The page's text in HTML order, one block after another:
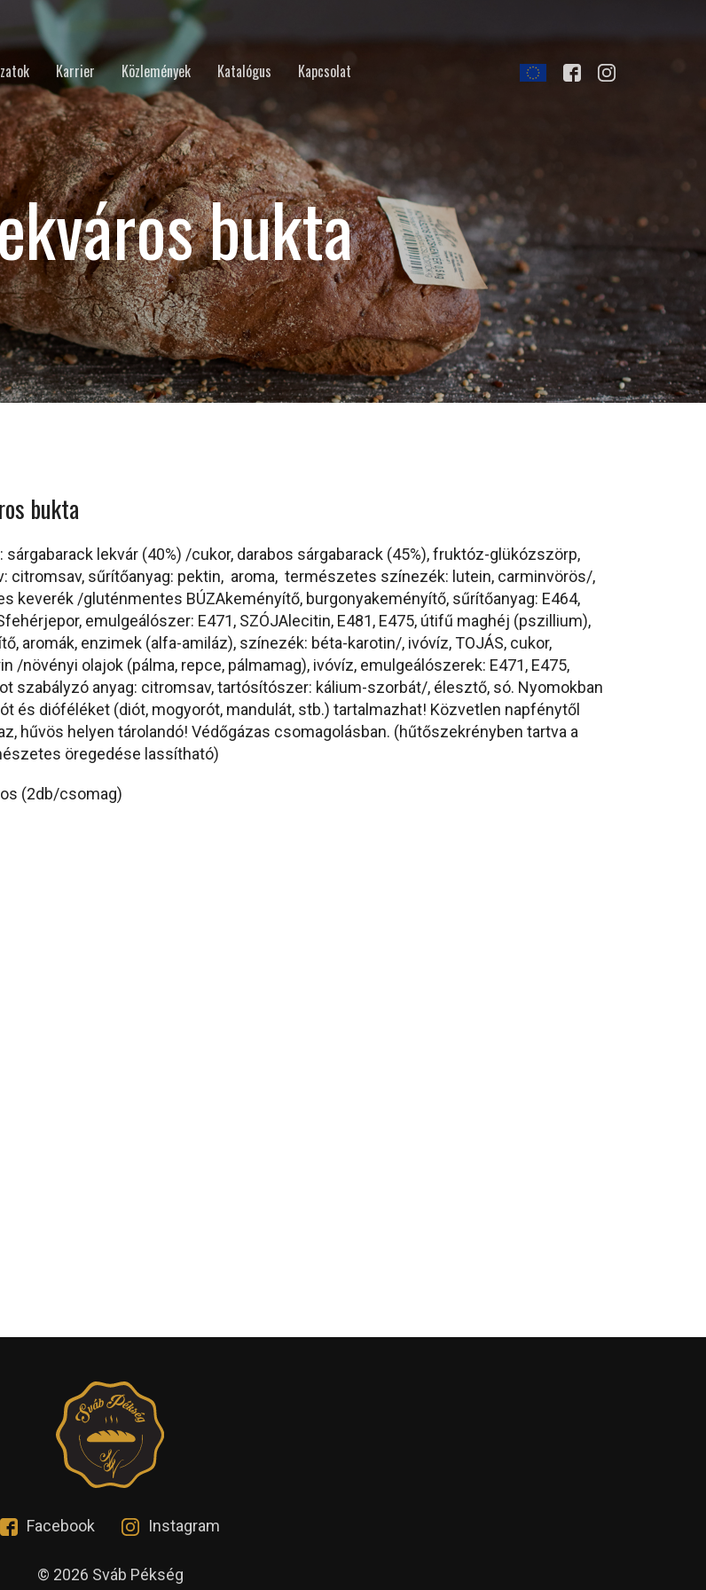
Karrier Közlemények Katalógus Kapcsolat
bukta
bukta
: sárgabarack lekvár (40%) /cukor, darabos sárgabarack (45%), fruktóz-glükózszörp,
citromsav, sűrítőanyag: pektin, aroma, természetes színezék: lutein, carminvörös/,
keverék /gluténmentes BÚZAkeményítő, burgonyakeményítő, sűrítőanyag: E464,
fehérjepor, emulgeálószer: E471, SZÓJA lecitin, E481, E475, útifű maghéj (pszillium),
aromák, enzimek (alfa-amiláz), színezék: béta-karotin/, ivóvíz,TOJÁS, cukor,
/növényi olajok (pálma, repce, pálmamag), ivóvíz, emulgeálószerek: E471, E475,
szabályzó anyag: citromsav, tartósítószer: kálium-szorbát/, élesztő, só. Nyomokban
és dióféléket (diót, mogyorót, mandulát, stb.) tartalmazhat! Közvetlen napfénytől
hűvös helyen tárolandó! Védőgázas csomagolásban. (hűtőszekrényben tartva a
öregedése lassítható)
(2db/csomag)
Facebook Instagram
© 2026 Sváb Pékség